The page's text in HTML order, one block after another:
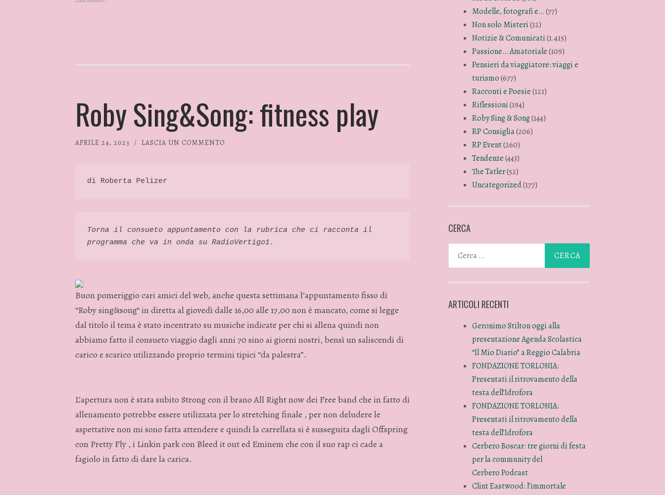
Roby Sing&Song: fitness play
APRILE 24, 2023 / LASCIA UN COMMENTO
di Roberta Pelizer
Torna il consueto appuntamento con la rubrica che ci racconta il
programma che va in onda su RadioVertigo1.
Buon pomeriggio cari amici del web, anche questa settimana l’appuntamento fisso di
“Roby sing&song“ in diretta al giovedì dalle 16,00 alle 17,00 non è mancato, come si legge
dal titolo il tema è stato incentrato su musiche indicate per chi si allena quindi non
abbiamo fatto il consueto viaggio dagli anni 70 sino ai giorni nostri, bensì un saliscendi di
carico e scarico utilizzando proprio termini tipici “da palestra”.
L’apertura non è stata subito Strong con il brano All Right now dei Free band che in fatto di
allenamento potrebbe essere utilizzata per lo stretching finale , per non deludere le
aspettative non mi sono fatta attendere e quindi la carrellata si è susseguita dagli Offspring
con Pretty Fly , i Linkin park con Bleed it out ed Eminem che con il suo rap ci cade a
fagiolo in fatto di dare la carica.
Modelle, fotografi e…(77)
Non solo Misteri(32)
Notizie & Comunicati(1.415)
Passione… Amatoriale(109)
Pensieri da viaggiatore: viaggi e
turismo(677)
Racconti e Poesie(121)
Riflessioni(194)
Roby Sing & Song(144)
RP Consiglia(206)
RP Event(260)
Tendenze(443)
The Tatler(52)
Uncategorized(177)
CERCA
ARTICOLI RECENTI
Geronimo Stilton oggi alla
presentazione Agenda Scolastica
“Il Mio Diario” a Reggio Calabria
FONDAZIONE TORLONIA:
Presentati il ritrovamento della
testa dell’Idrofora
FONDAZIONE TORLONIA:
Presentati il ritrovamento della
testa dell’Idrofora
Cerbero Boscar: tre giorni di festa
per la community del
Cerbero Podcast
Clint Eastwood: l’immortale